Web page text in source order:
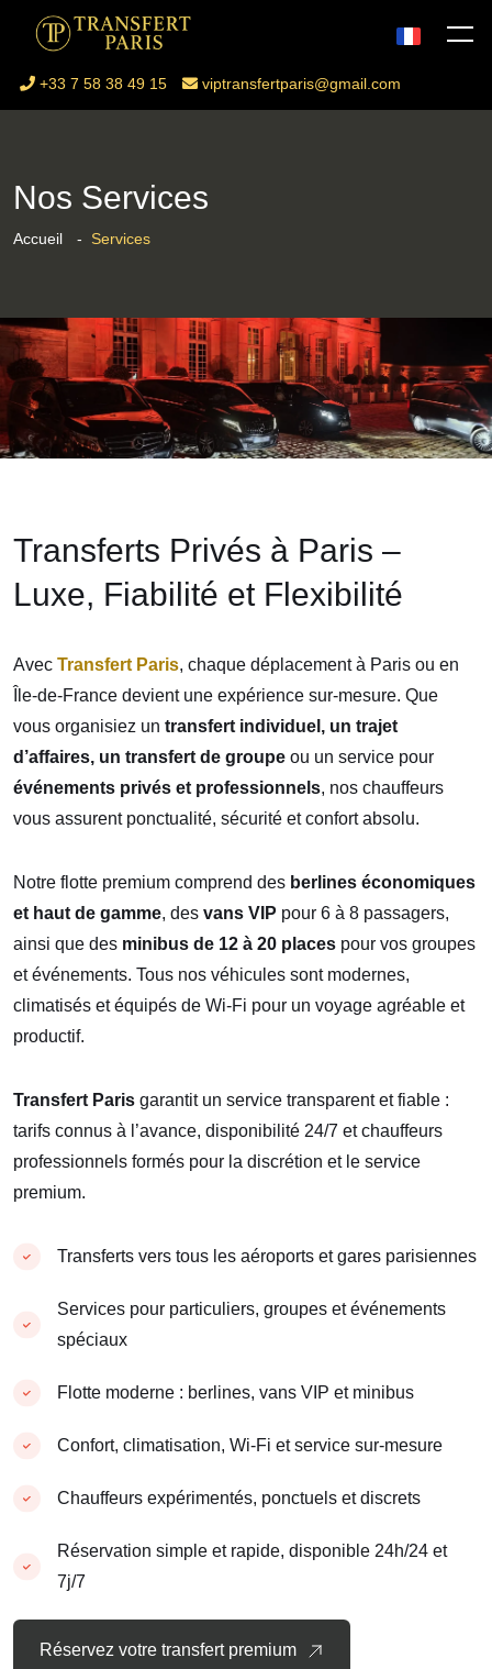
+33 7 58 38 49 15 viptransfertparis@gmail.com
Nos Services
Accueil Services
Transferts Privés à Paris –
Luxe, Fiabilité et Flexibilité
Avec Transfert Paris, chaque déplacement à Paris ou en
Île-de-France devient une expérience sur-mesure. Que
vous organisiez un transfert individuel, un trajet
d’affaires, un transfert de groupe ou un service pour
événements privés et professionnels, nos chauffeurs
vous assurent ponctualité, sécurité et confort absolu.
Notre flotte premium comprend des berlines économiques
et haut de gamme, des vans VIP pour 6 à 8 passagers,
ainsi que des minibus de 12 à 20 places pour vos groupes
et événements. Tous nos véhicules sont modernes,
climatisés et équipés de Wi-Fi pour un voyage agréable et
productif.
Transfert Paris garantit un service transparent et fiable :
tarifs connus à l’avance, disponibilité 24/7 et chauffeurs
professionnels formés pour la discrétion et le service
premium.
Transferts vers tous les aéroports et gares parisiennes
Services pour particuliers, groupes et événements
spéciaux
Flotte moderne : berlines, vans VIP et minibus
Confort, climatisation, Wi-Fi et service sur-mesure
Chauffeurs expérimentés, ponctuels et discrets
Réservation simple et rapide, disponible 24h/24 et
7j/7
Réservez votre transfert premium